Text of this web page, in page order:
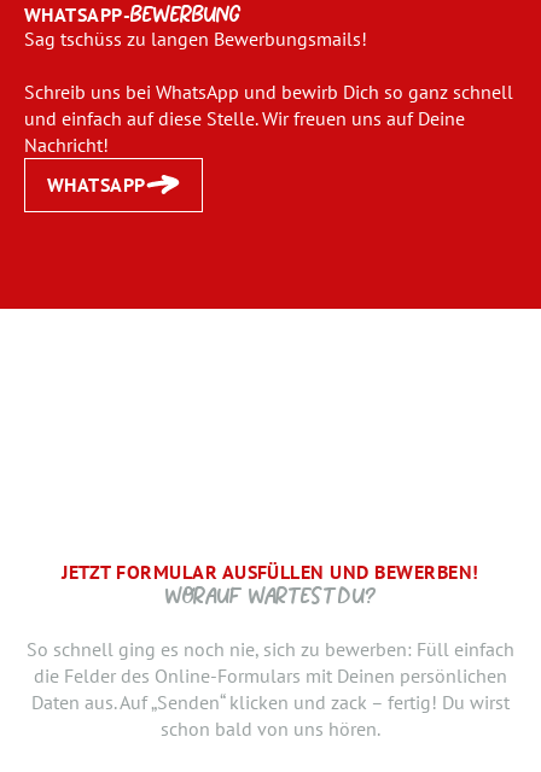
WHATSAPP-BEWERBUNG
Sag tschüss zu langen Bewerbungsmails!
Schreib uns bei WhatsApp und bewirb Dich so ganz schnell
und einfach auf diese Stelle. Wir freuen uns auf Deine
Nachricht!
WHATSAPP
JETZT FORMULAR AUSFÜLLEN UND BEWERBEN!
WORAUF WARTEST DU?
So schnell ging es noch nie, sich zu bewerben: Füll einfach
die Felder des Online-Formulars mit Deinen persönlichen
Daten aus. Auf „Senden“ klicken und zack – fertig! Du wirst
schon bald von uns hören.
BRAUCHEN WIR NOCH ...
SCHRITT.
bist, den neuen Job anzutreten. Du möchtest Deiner
Bewerbung doch noch einen Lebenslauf oder ein anderes
Dokument hinzufügen? Hier kannst Du es hochladen.
DANKE, WIR FREUEN UNS AUF DICH UND MELDEN UNS